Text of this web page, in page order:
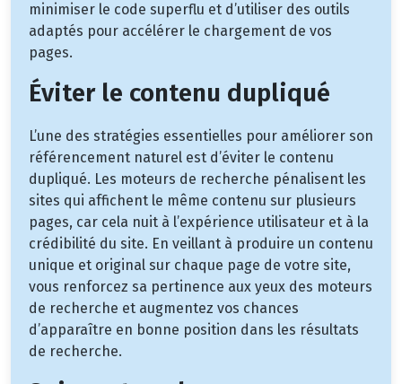
minimiser le code superflu et d’utiliser des outils
adaptés pour accélérer le chargement de vos
pages.
Éviter le contenu dupliqué
L’une des stratégies essentielles pour améliorer son
référencement naturel est d’éviter le contenu
dupliqué. Les moteurs de recherche pénalisent les
sites qui affichent le même contenu sur plusieurs
pages, car cela nuit à l’expérience utilisateur et à la
crédibilité du site. En veillant à produire un contenu
unique et original sur chaque page de votre site,
vous renforcez sa pertinence aux yeux des moteurs
de recherche et augmentez vos chances
d’apparaître en bonne position dans les résultats
de recherche.